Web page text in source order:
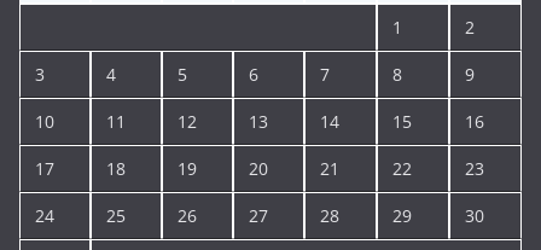
1 2
3 4 5 6 7 8 9
10 11 12 13 14 15 16
17 18 19 20 21 22 23
24 25 26 27 28 29 30